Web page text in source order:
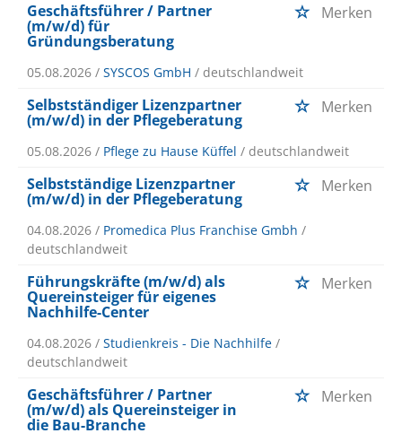
Geschäftsführer / Partner
(m/w/d) für
Gründungsberatung
Merken
05.08.2026 / SYSCOS GmbH / deutschlandweit
Selbstständiger Lizenzpartner
(m/w/d) in der Pflegeberatung
Merken
05.08.2026 / Pflege zu Hause Küffel / deutschlandweit
Selbstständige Lizenzpartner
(m/w/d) in der Pflegeberatung
Merken
04.08.2026 / Promedica Plus Franchise Gmbh /
deutschlandweit
Führungskräfte (m/w/d) als
Quereinsteiger für eigenes
Nachhilfe-Center
Merken
04.08.2026 / Studienkreis - Die Nachhilfe /
deutschlandweit
Geschäftsführer / Partner
(m/w/d) als Quereinsteiger in
die Bau-Branche
Merken